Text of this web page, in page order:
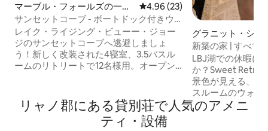
マーブル・フォールズの一軒
家
レビュー23件、5つ星中4.96つ
4.96 (23)
サンセットコーブ - ボートドック付きウ
ォーターフロント！
レイク・ライジング・ビューー・ジョー
ジのサンセットコーブへ逃避しましょ
う！新しく改装された4寝室、3.5バスル
ームのリトリートで12名様用。オープン
専用ドック、ファイヤーピット、ホット
タブ、カヤック。ボート、釣り、家族で
の楽しみに最適です。セントラルヒルカ
グラニット・ショ
家
新築の家 | すべて
しめる | 豪華
LBJ湖での休暇に
か？Sweet
景色が見える、新
スルームのウォー
す。集まって忘れ
ための魅力的な空
リャノ郡にある貸別荘で人気のアメニ
ティ・設備